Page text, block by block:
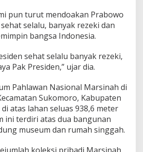
pun turut mendoakan Prabowo
selalu, banyak rezeki dan
bangsa Indonesia.
sehat selalu banyak rezeki,
Pak Presiden,” ujar dia.
Pahlawan Nasional Marsinah di
Sukomoro, Kabupaten
atas lahan seluas 938,6 meter
ini terdiri atas dua bangunan
museum dan rumah singgah.
koleksi pribadi Marsinah